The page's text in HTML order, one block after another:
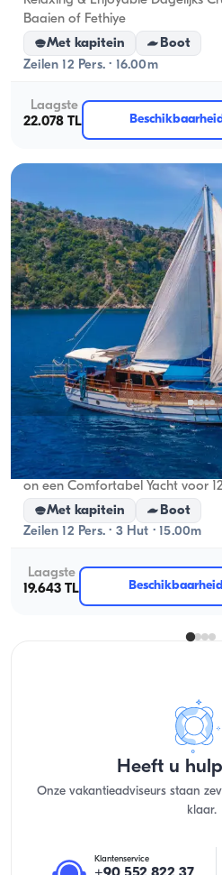
Baaien of Fethiye
Met kapitein
Boot
Zeilen 12 Pers. · 16.00m
Laagste
22.078 TL
Fethiye, Muğla
een Fun-Filled Cruise, Zwemmen
on een Comfortabel Yacht voor
Met kapitein
Boot
Zeilen 12 Pers. · 3 Hut · 15.00m
Laagste
19.643 TL
Heeft u
Onze vakantieadviseurs staan
klaar.
Klantenservice